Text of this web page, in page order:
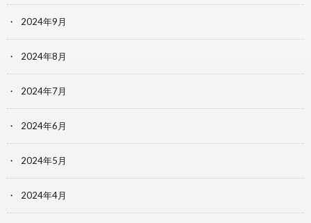
2024年9月
2024年8月
2024年7月
2024年6月
2024年5月
2024年4月